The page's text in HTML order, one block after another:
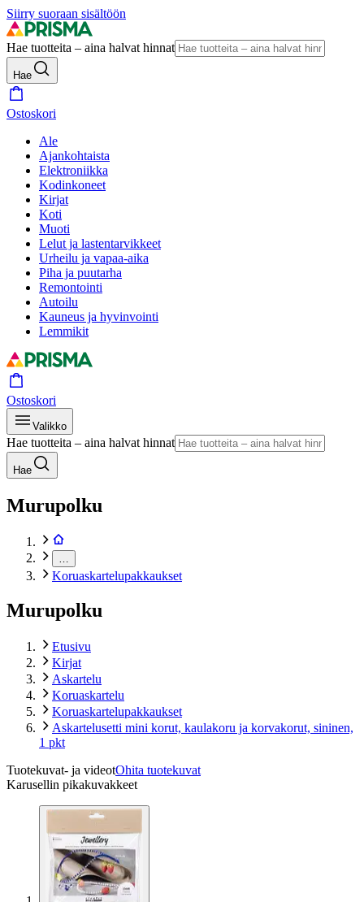
Siirry suoraan sisältöön
Hae tuotteita – aina halvat hinnat
Hae
Ostoskori
Ale
Ajankohtaista
Elektroniikka
Kodinkoneet
Kirjat
Koti
Muoti
Lelut ja lastentarvikkeet
Urheilu ja vapaa-aika
Piha ja puutarha
Remontointi
Autoilu
Kauneus ja hyvinvointi
Lemmikit
Ostoskori
Valikko
Hae tuotteita – aina halvat hinnat
Hae
Murupolku
Koruaskartelupakkaukset
Murupolku
Etusivu
Kirjat
Askartelu
Koruaskartelu
Koruaskartelupakkaukset
Askartelusetti mini korut, kaulakoru ja korvakorut, sininen,
1 pkt
Tuotekuvat- ja videotOhita tuotekuvat
Karusellin pikakuvakkeet